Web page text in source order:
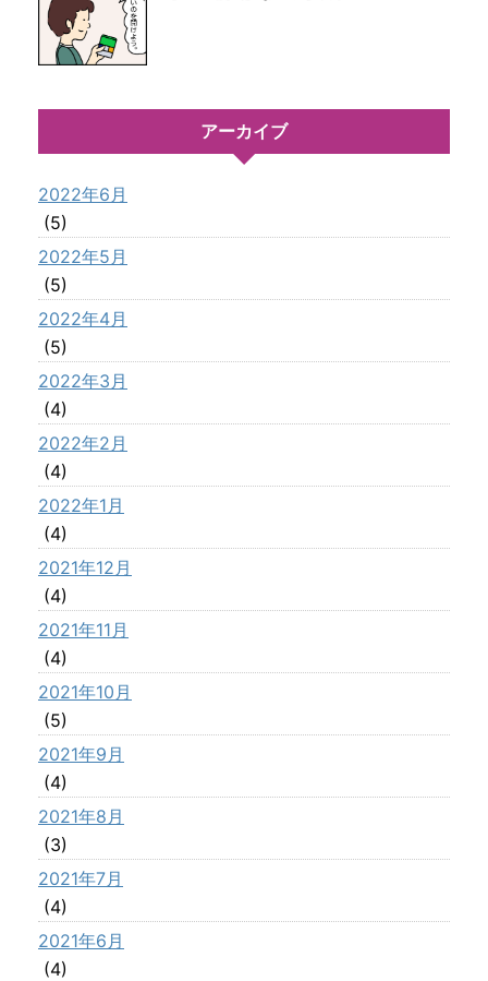
アーカイブ
2022年6月
(5)
2022年5月
(5)
2022年4月
(5)
2022年3月
(4)
2022年2月
(4)
2022年1月
(4)
2021年12月
(4)
2021年11月
(4)
2021年10月
(5)
2021年9月
(4)
2021年8月
(3)
2021年7月
(4)
2021年6月
(4)